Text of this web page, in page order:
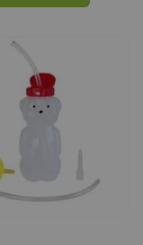
Este
variantes.
As
opções
escolhidas
na